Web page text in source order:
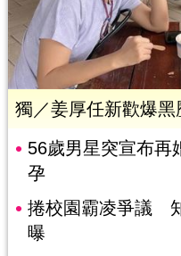
獨／姜厚任新歡爆
56歲男星突宣布
孕
捲校園霸凌爭議
曝